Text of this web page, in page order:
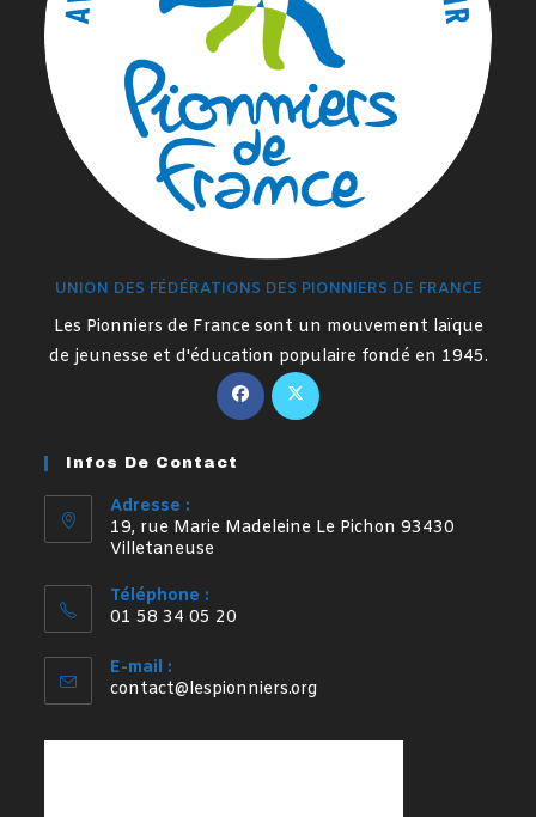
UNION DES FÉDÉRATIONS DES PIONNIERS DE FRANCE
Les Pionniers de France sont un mouvement laïque
de jeunesse et d'éducation populaire fondé en 1945.
S’ouvre
dans
S’ouvre
Infos De Contact
Adresse :
19, rue Marie Madeleine Le Pichon 93430
Villetaneuse
Téléphone :
01 58 34 05 20
E-mail :
contact@lespionniers.orgS’ouvre